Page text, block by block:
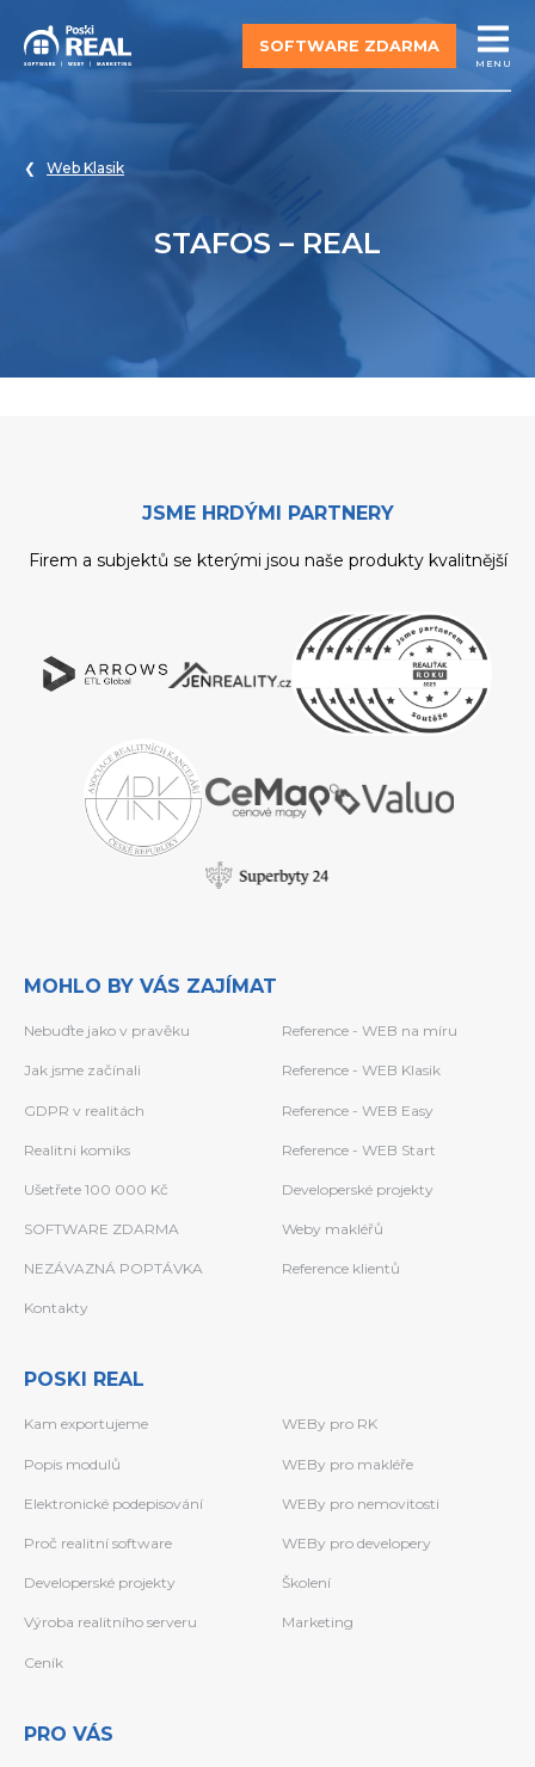
SOFTWARE ZDARMA
MENU
Web Klasik
STAFOS – REAL
JSME HRDÝMI PARTNERY
Firem a subjektů se kterými jsou naše produkty kvalitnější
MOHLO BY VÁS ZAJÍMAT
Nebuďte jako v pravěku Reference - WEB na míru
Jak jsme začínali Reference - WEB Klasik
GDPR v realitách Reference - WEB Easy
Realitni komiks Reference - WEB Start
Ušetřete 100 000 Kč Developerské projekty
SOFTWARE ZDARMA Weby makléřů
NEZÁVAZNÁ POPTÁVKA Reference klientů
Kontakty
POSKI REAL
Kam exportujeme WEBy pro RK
Popis modulů WEBy pro makléře
Elektronické podepisování WEBy pro nemovitosti
Proč realitní software WEBy pro developery
Developerské projekty Školení
Výroba realitního serveru Marketing
Ceník
PRO VÁS